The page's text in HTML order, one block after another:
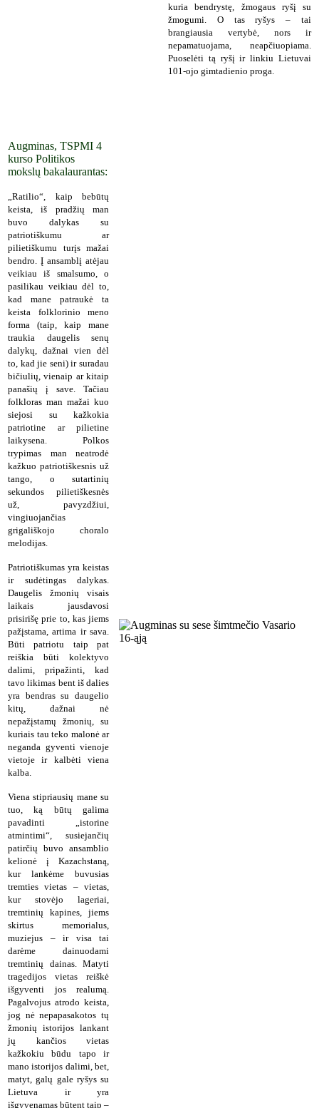
kuria bendrystę, žmogaus ryšį su
žmogumi. O tas ryšys – tai
brangiausia vertybė, nors ir
nepamatuojama, neapčiuopiama.
Puoselėti tą ryšį ir linkiu Lietuvai
101-ojo gimtadienio proga.
Augminas, TSPMI 4
kurso Politikos
mokslų bakalaurantas:
„Ratilio“, kaip bebūtų
keista, iš pradžių man
buvo dalykas su
patriotiškumu ar
pilietiškumu turįs mažai
bendro. Į ansamblį atėjau
veikiau iš smalsumo, o
pasilikau veikiau dėl to,
kad mane patraukė ta
keista folklorinio meno
forma (taip, kaip mane
traukia daugelis senų
dalykų, dažnai vien dėl
to, kad jie seni) ir suradau
bičiulių, vienaip ar kitaip
panašių į save. Tačiau
folkloras man mažai kuo
siejosi su kažkokia
patriotine ar pilietine
laikysena. Polkos
trypimas man neatrodė
kažkuo patriotiškesnis už
tango, o sutartinių
sekundos pilietiškesnės
už, pavyzdžiui,
vingiuojančias
grigališkojo choralo
melodijas.
Patriotiškumas yra keistas
ir sudėtingas dalykas.
Daugelis žmonių visais
laikais jausdavosi
prisirišę prie to, kas jiems
pažįstama, artima ir sava.
Būti patriotu taip pat
reiškia būti kolektyvo
dalimi, pripažinti, kad
tavo likimas bent iš dalies
yra bendras su daugelio
kitų, dažnai nė
nepažįstamų žmonių, su
kuriais tau teko malonė ar
neganda gyventi vienoje
vietoje ir kalbėti viena
kalba.
Viena stipriausių mane su
tuo, ką būtų galima
pavadinti „istorine
atmintimi“, susiejančių
patirčių buvo ansamblio
kelionė į Kazachstaną,
kur lankėme buvusias
tremties vietas – vietas,
kur stovėjo lageriai,
tremtinių kapines, jiems
skirtus memorialus,
muziejus – ir visa tai
darėme dainuodami
tremtinių dainas. Matyti
tragedijos vietas reiškė
išgyventi jos realumą.
Pagalvojus atrodo keista,
jog nė nepapasakotos tų
žmonių istorijos lankant
jų kančios vietas
kažkokiu būdu tapo ir
mano istorijos dalimi, bet,
matyt, galų gale ryšys su
Lietuva ir yra
išgyvenamas būtent taip –